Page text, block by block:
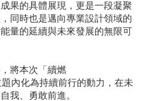
果的具體展現，更是一段凝聚
同時也是邁向專業設計領域的
量的延續與未來發展的無限可
將本次「續燃
題內化為持續前行的動力，在未
我、勇敢前進。